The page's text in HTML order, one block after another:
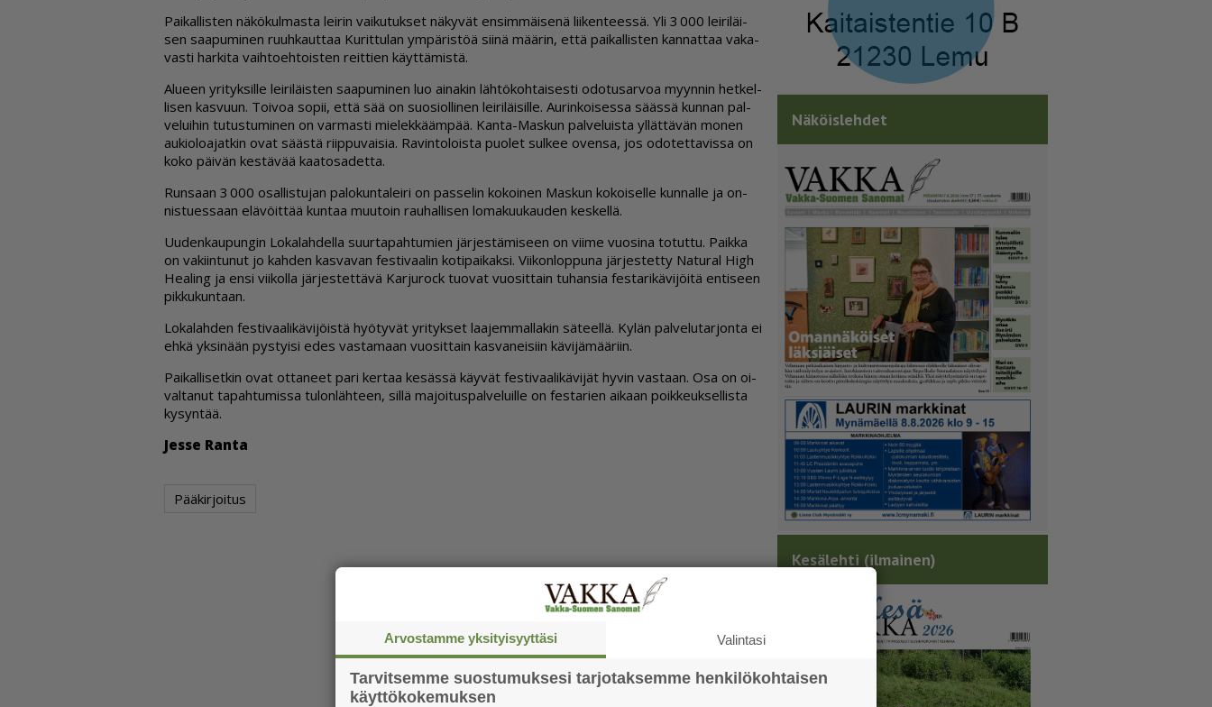
Pai­kal­lis­ten nä­kö­kul­mas­ta lei­rin vai­ku­tuk­set nä­ky­vät en­sim­mäi­se­nä lii­ken­tees­sä. Yli 3 000 lei­ri­läi­
sen saa­pu­mi­nen ruuh­kaut­taa Ku­rit­tu­lan ym­pä­ris­töä sii­nä mää­rin, et­tä pai­kal­lis­ten kan­nat­taa va­ka­
vas­ti har­ki­ta vaih­to­eh­tois­ten reit­tien käyt­tä­mis­tä.
Alu­een yri­tyk­sil­le lei­ri­läis­ten saa­pu­mi­nen luo ai­na­kin läh­tö­koh­tai­ses­ti odo­tu­sar­voa myyn­nin het­kel­
li­sen kas­vuun. Toi­voa so­pii, et­tä sää on suo­si­ol­li­nen lei­ri­läi­sil­le. Au­rin­koi­ses­sa sääs­sä kun­nan pal­
ve­lui­hin tu­tus­tu­mi­nen on var­mas­ti mie­lek­kääm­pää. Kan­ta-Mas­kun pal­ve­luis­ta yl­lät­tä­vän mo­nen
au­ki­o­lo­a­jat­kin ovat sääs­tä riip­pu­vai­sia. Ra­vin­to­lois­ta puo­let sul­kee oven­sa, jos odo­tet­ta­vis­sa on
koko päi­vän kes­tä­vää kaa­to­sa­det­ta.
Run­saan 3 000 osal­lis­tu­jan pa­lo­kun­ta­lei­ri on pas­se­lin ko­koi­nen Mas­kun ko­koi­sel­le kun­nal­le ja on­
nis­tu­es­saan elä­vöit­tää kun­taa muu­toin rau­hal­li­sen lo­ma­kuu­kau­den kes­kel­lä.
Uu­den­kau­pun­gin Lo­ka­lah­del­la suur­ta­pah­tu­mien jär­jes­tä­mi­seen on vii­me vuo­si­na to­tut­tu. Paik­ka
on va­kiin­tu­nut jo kah­den kas­va­van fes­ti­vaa­lin ko­ti­pai­kak­si. Vii­kon­lop­pu­na jär­jes­tet­ty Na­tu­ral High
He­a­ling ja en­si vii­kol­la jär­jes­tet­tä­vä Kar­ju­rock tuo­vat vuo­sit­tain tu­han­sia fes­ta­ri­kä­vi­jöi­tä en­ti­seen
pik­ku­kun­taan.
Lo­ka­lah­den fes­ti­vaa­li­kä­vi­jöis­tä hyö­ty­vät yri­tyk­set laa­jem­mal­la­kin sä­teel­lä. Ky­län pal­ve­lu­tar­jon­ta ei
eh­kä yk­si­nään pys­tyi­si edes vas­ta­maan vuo­sit­tain kas­va­nei­siin kä­vi­jä­mää­riin.
Pai­kal­li­set­kin ovat ot­ta­neet pari ker­taa ke­säs­sä käy­vät fes­ti­vaa­li­kä­vi­jät hy­vin vas­taan. Osa on oi­
val­ta­nut ta­pah­tu­mis­sa tu­lon­läh­teen, sil­lä ma­joi­tus­pal­ve­luil­le on fes­ta­rien ai­kaan poik­keuk­sel­lis­ta
ky­syn­tää.
Jes­se Ran­ta
Pääkirjoitus
Näköislehdet
Kesälehti (ilmainen)
Arvostamme yksityisyyttäsi Valintasi
Tarvitsemme suostumuksesi tarjotaksemme henkilökohtaisen
käyttökokemuksen